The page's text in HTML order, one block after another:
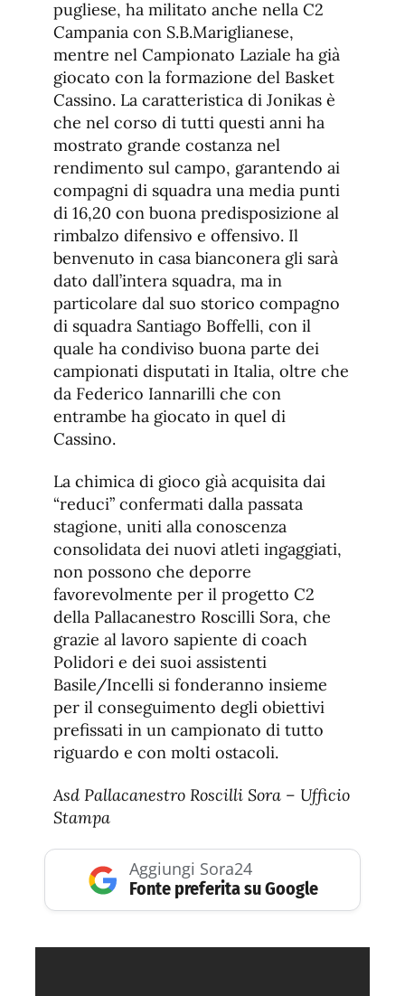
pugliese, ha militato anche nella C2
Campania con S.B.Mariglianese,
mentre nel Campionato Laziale ha già
giocato con la formazione del Basket
Cassino. La caratteristica di Jonikas è
che nel corso di tutti questi anni ha
mostrato grande costanza nel
rendimento sul campo, garantendo ai
compagni di squadra una media punti
di 16,20 con buona predisposizione al
rimbalzo difensivo e offensivo. Il
benvenuto in casa bianconera gli sarà
dato dall’intera squadra, ma in
particolare dal suo storico compagno
di squadra Santiago Boffelli, con il
quale ha condiviso buona parte dei
campionati disputati in Italia, oltre che
da Federico Iannarilli che con
entrambe ha giocato in quel di
Cassino.
La chimica di gioco già acquisita dai
“reduci” confermati dalla passata
stagione, uniti alla conoscenza
consolidata dei nuovi atleti ingaggiati,
non possono che deporre
favorevolmente per il progetto C2
della Pallacanestro Roscilli Sora, che
grazie al lavoro sapiente di coach
Polidori e dei suoi assistenti
Basile/Incelli si fonderanno insieme
per il conseguimento degli obiettivi
prefissati in un campionato di tutto
riguardo e con molti ostacoli.
Asd Pallacanestro Roscilli Sora – Ufficio
Stampa
Aggiungi Sora24
Fonte preferita su Google